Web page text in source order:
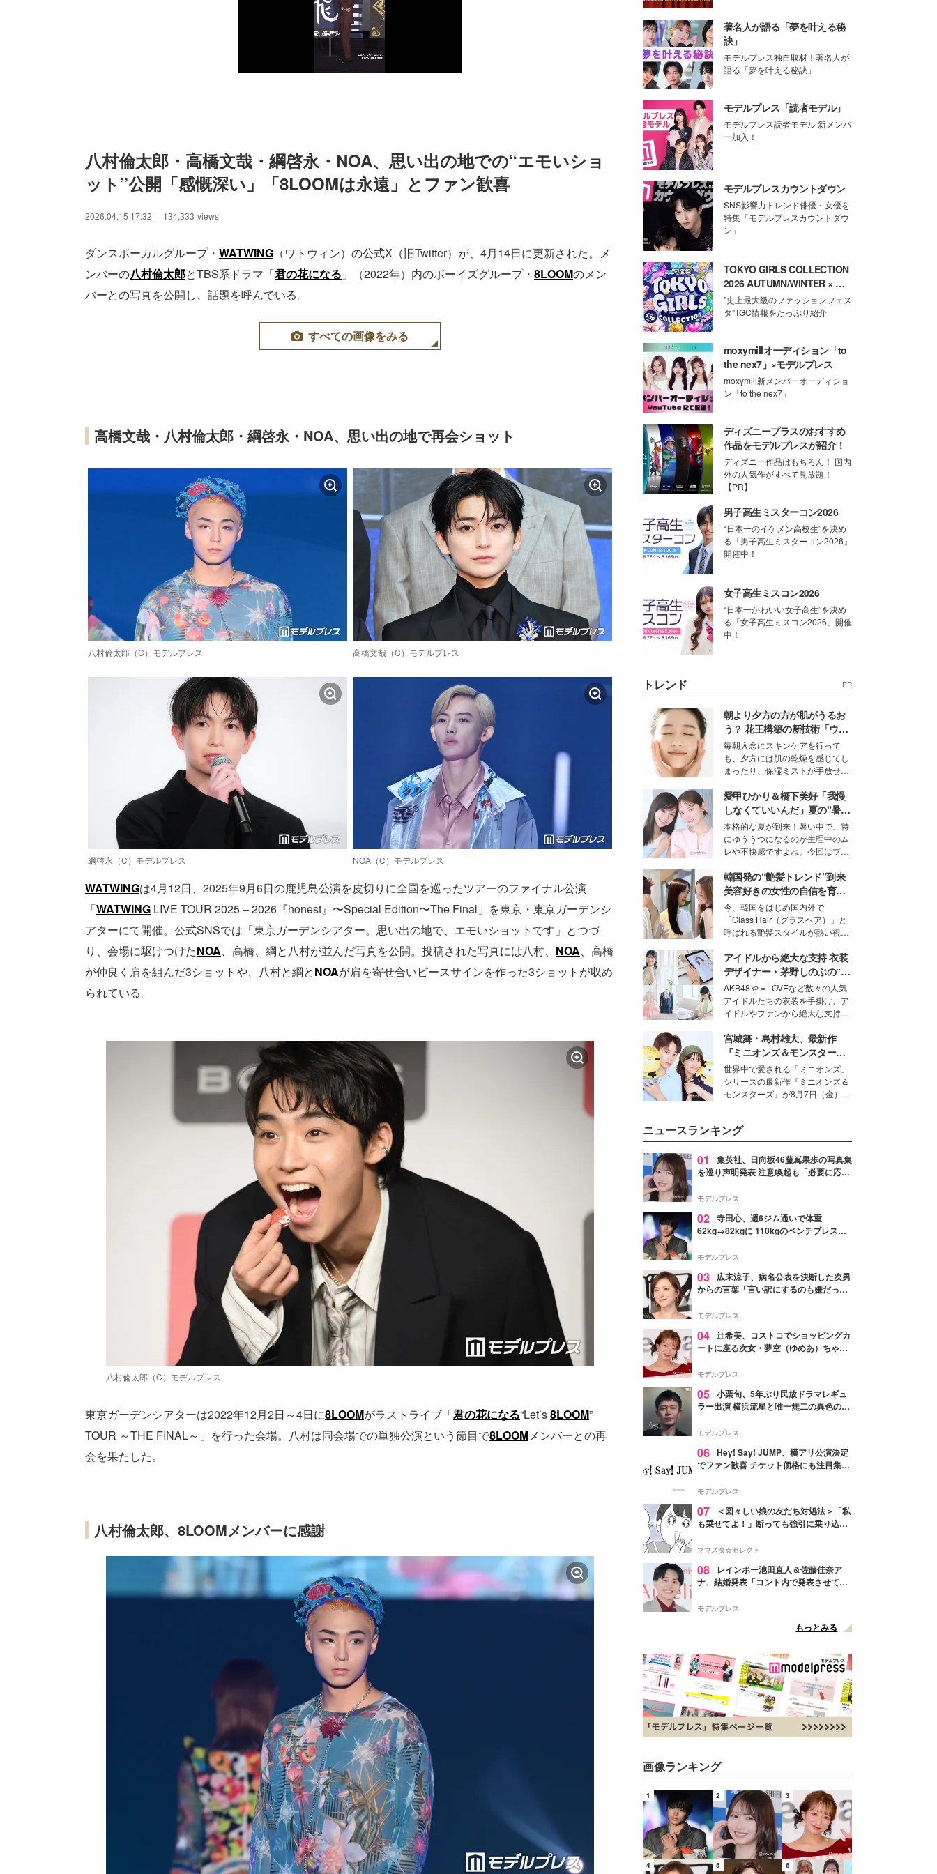
八村倫太郎・高橋文哉・綱啓永・NOA、思い出の地での“エモいショ
ット”公開「感慨深い」「8LOOMは永遠」とファン歓喜
2026.04.15 17:32 134,333 views
ダンスボーカルグループ・ WATWING （ワトウィン）の公式X（旧Twitter）が、4月14日に更新された。メ
ンバーの八村倫太郎とTBS系ドラマ「君の花になる 」（2022年）内のボーイズグループ・ 8LOOMのメン
バーとの写真を公開し、話題を呼んでいる。
すべての画像をみる
高橋文哉・八村倫太郎・綱啓永・NOA、思い出の地で再会ショット
八村倫太郎（C）モデルプレス 高橋文哉（C）モデルプレス
綱啓永（C）モデルプレス NOA（C）モデルプレス
WATWINGは4月12日、2025年9月6日の鹿児島公演を皮切りに全国を巡ったツアーのファイナル公演
「WATWING LIVE TOUR 2025 – 2026『honest』〜Special Edition〜The Final」を東京・東京ガーデンシ
アターにて開催。公式SNSでは「東京ガーデンシアター。思い出の地で、エモいショットです」とつづ
り、会場に駆けつけたNOA、高橋、綱と八村が並んだ写真を公開。投稿された写真には八村、 NOA、高橋
が仲良く肩を組んだ3ショットや、八村と綱とNOAが肩を寄せ合いピースサインを作った3ショットが収め
られている。
八村倫太郎（C）モデルプレス
東京ガーデンシアターは2022年12月2日～4日に8LOOMがラストライブ「君の花になる“Let’s8LOOM”
TOUR ～THE FINAL～」を行った会場。八村は同会場での単独公演という節目で8LOOMメンバーとの再
会を果たした。
八村倫太郎、8LOOMメンバーに感謝
著名人が語る「夢を叶える秘
訣」
モデルプレス独自取材！著名人が
語る「夢を叶える秘訣」
モデルプレス「読者モデル」
モデルプレス読者モデル 新メンバ
ー加入！
モデルプレスカウントダウン
SNS影響力トレンド俳優・女優を
特集「モデルプレスカウントダウ
ン」
TOKYO GIRLS COLLECTION
2026 AUTUMN/WINTER × モ
デルプレス
"史上最大級のファッションフェス
タ"TGC情報をたっぷり紹介
moxymillオーディション「to
the nex7」×モデルプレス
moxymill新メンバーオーディショ
ン「to the nex7」
ディズニープラスのおすすめ
作品をモデルプレスが紹介！
ディズニー作品はもちろん！ 国内
外の人気作がすべて見放題！
【PR】
男子高生ミスターコン2026
“日本一のイケメン高校生”を決め
る「男子高生ミスターコン2026」
開催中！
女子高生ミスコン2026
“日本一かわいい女子高生”を決め
る「女子高生ミスコン2026」開催
中！
トレンド PR
朝より夕方の方が肌がうるお
う？ 花王構築の新技術「ウォ
ーターキャプチャリングスキ
ン（捕水肌）」がスキンケア
の常識を変える予感
毎朝入念にスキンケアを行って
も、夕方には肌の乾燥を感じてし
まったり、保湿ミストが手放せな
な美容の常識を大きく変える可能
性を秘めた、革新的な「Water
Capturing Skin（ウォーターキャ
プチャリングスキン：捕水肌）」
技術を、花王が構築した。
愛甲ひかり＆橋下美好「我慢
しなくていいんだ」夏の“暑さ
対策”の新しい選択肢とは？
本格的な夏が到来！暑い中で、特
にゆううつになるのが生理中のム
レや不快感ですよね。今回はプラ
モデル・愛甲ひかりさんと橋下美
好さんを迎えて本音で女子会トー
ク。猛暑のお出かけを快適に過ご
すヒントや、2人が感動した夏の
生理の新常識にも迫りました。
韓国発の“艶髪トレンド”到来
美容好きの女性の自信を育む
「ヘアケア事情」って？
今、韓国をはじめ国内外で
「Glass Hair（グラスヘア）」と
呼ばれる艶髪スタイルが熱い視線
ションの完成度を高めるベースと
して、“髪そのものの美しさ”に改
めて注目する人が増えている様
子。今回は、そんな憧れの艶やか
な髪を日常で叶える、美容好きの
女性たちのヘアケア事情を紹介し
ます。
アイドルから絶大な支持 衣装
デザイナー・茅野しのぶの“可
愛い”を作る美学＜「シチズン
クロスシー」インタビュー＞
AKB48や＝LOVEなど数々の人気
アイドルたちの衣装を手掛け、ア
イドルやファンから絶大な支持を
取締役兼クリエイティブディレク
ター・茅野しのぶ。一人ひとりの
個性に寄り添い、魅力を引き出す
衣装作りは、多くの女性たちに勇
気と自信を与え続けている。
宮城舞・島村雄大、最新作
『ミニオンズ＆モンスター
ズ』の魅力熱弁 ハチャメチャ
だけじゃない“友情と絆”に感
動
世界中で愛される「ミニオンズ」
シリーズの最新作『ミニオンズ＆
モンスターズ』が8月7日（金）に
デルの宮城舞と島村雄大の特別対
談をお届け！それぞれの視点か
ら、今作ならではの魅力や予想外
の感動をもたらす奥深いストーリ
た。
ニュースランキング
01
集英社、日向坂46藤嶌果歩の写真集
を巡り声明発表 注意喚起も「必要に応じ
モデルプレス
02 寺田心、週6ジム通いで体重
62kg→82kgに 110kgのベンチプレス持
「かっこいい」と反響
モデルプレス
03
広末涼子、病名公表を決断した次男
からの言葉「言い訳にするのも嫌だっ
モデルプレス
04 辻希美、コストコでショッピングカ
ートに座る次女・夢空（ゆめあ）ちゃん
ぎ」「成長を感じる」の声
モデルプレス
05 小栗旬、5年ぶり民放ドラマレギュ
ラー出演 横浜流星と唯一無二の異色のバ
モデルプレス
06 Hey! Say! JUMP、横アリ公演決定
でファン歓喜 チケット価格にも注目集ま
モデルプレス
07
＜図々しい娘の友だち対処法＞「私
も乗せてよ！」断っても強引に乗り込ん
ママスタ☆セレクト
08
レインボー池田直人＆佐藤佳奈ア
ナ、結婚発表「コント内で発表させてい
点変更のため
モデルプレス
もっとみる
画像ランキング
1 2 3
4 5 6